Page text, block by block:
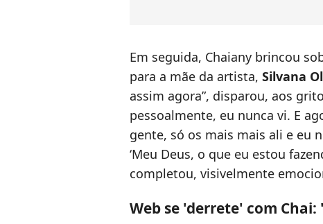
Em seguida, Chaiany brincou
para a mãe da artista, Silvana
assim agora”, disparou, aos
pessoalmente, eu nunca vi. E
gente, só os mais mais ali e eu
‘Meu Deus, o que eu estou
completou, visivelmente
Web se 'derrete' com